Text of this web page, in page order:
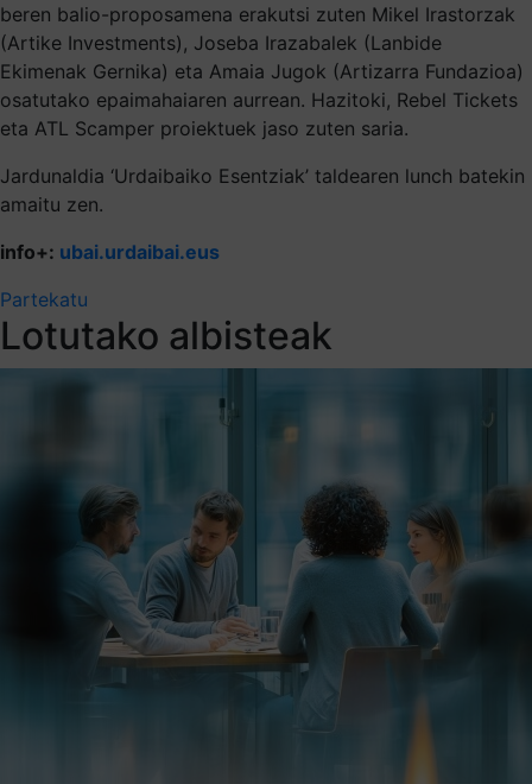
beren balio-proposamena erakutsi zuten Mikel Irastorzak
(Artike Investments), Joseba Irazabalek (Lanbide
Ekimenak Gernika) eta Amaia Jugok (Artizarra Fundazioa)
osatutako epaimahaiaren aurrean. Hazitoki, Rebel Tickets
eta ATL Scamper proiektuek jaso zuten saria.
Jardunaldia ‘Urdaibaiko Esentziak’ taldearen lunch batekin
amaitu zen.
info+: ubai.urdaibai.eus
Partekatu
Lotutako albisteak